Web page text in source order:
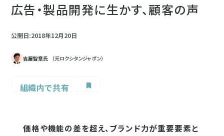
広告・製品開発に生かす、顧客の声
公開日:2018年12月20日
吉屋智章氏 （元ロクシタンジャポン）
組織内で共有
価格や機能の差を超え、ブランド力が重要要素と